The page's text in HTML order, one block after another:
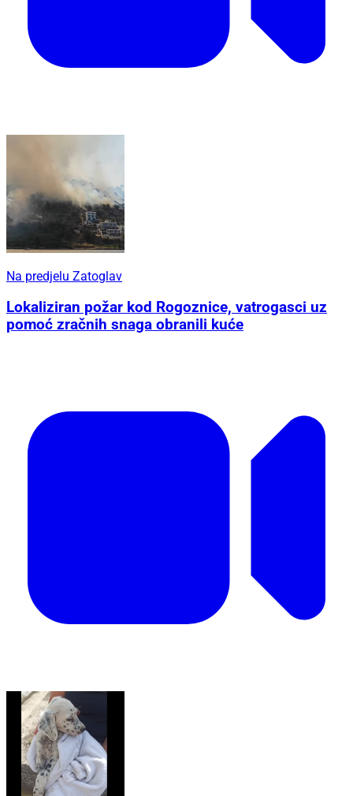
Na predjelu Zatoglav
Lokaliziran požar kod Rogoznice, vatrogasci uz
pomoć zračnih snaga obranili kuće